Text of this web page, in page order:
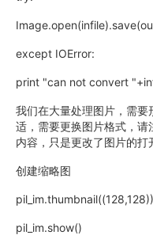
except IOError:
print "can not convert
我们在大量处理图片，需
适，需要更换图片格式，
内容，只是更改了图片的打
创建缩略图
pil_im.thumbnail((128,128))
pil_im.show()